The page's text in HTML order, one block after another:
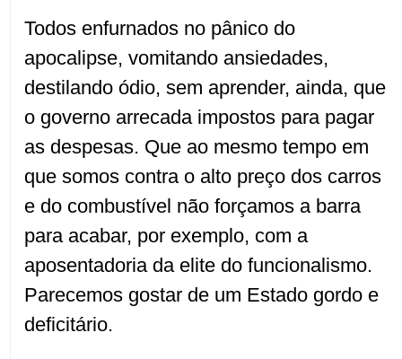
Todos enfurnados no pânico do
apocalipse, vomitando ansiedades,
destilando ódio, sem aprender, ainda, que
o governo arrecada impostos para pagar
as despesas. Que ao mesmo tempo em
que somos contra o alto preço dos carros
e do combustível não forçamos a barra
para acabar, por exemplo, com a
aposentadoria da elite do funcionalismo.
Parecemos gostar de um Estado gordo e
deficitário.